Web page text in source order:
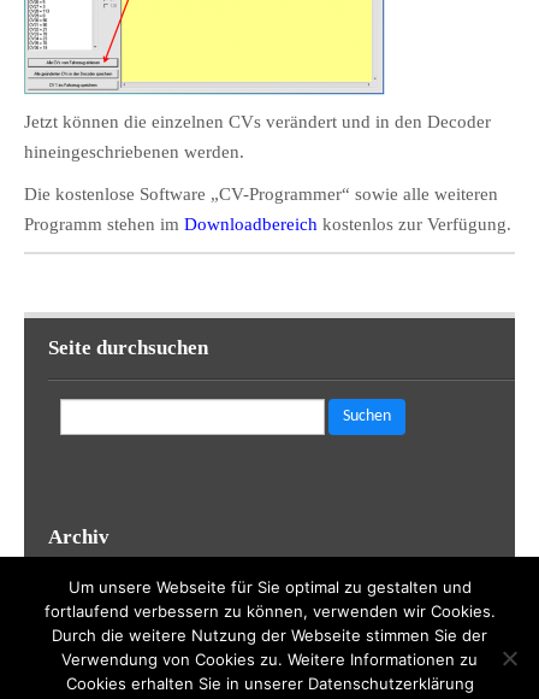
Jetzt können die einzelnen CVs verändert und in den Decoder
hineingeschriebenen werden.
Die kostenlose Software „CV-Programmer“ sowie alle weiteren
Programm stehen im Downloadbereich kostenlos zur Verfügung.
Seite durchsuchen
nach:
Archiv
Archiv
Um unsere Webseite für Sie optimal zu gestalten und
fortlaufend verbessern zu können, verwenden wir Cookies.
Durch die weitere Nutzung der Webseite stimmen Sie der
Verwendung von Cookies zu. Weitere Informationen zu
Cookies erhalten Sie in unserer Datenschutzerklärung